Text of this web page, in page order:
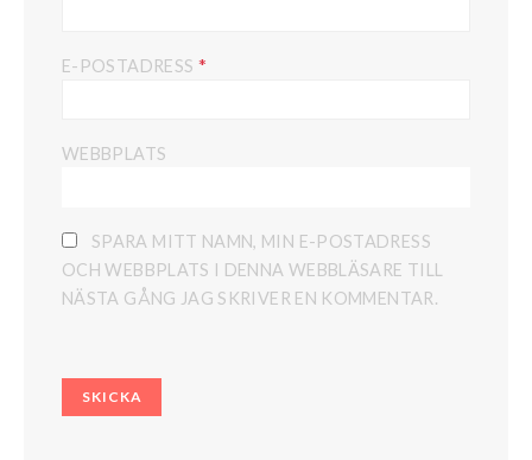
E-POSTADRESS *
WEBBPLATS
SPARA MITT NAMN, MIN E-POSTADRESS
OCH WEBBPLATS I DENNA WEBBLÄSARE TILL
NÄSTA GÅNG JAG SKRIVER EN KOMMENTAR.